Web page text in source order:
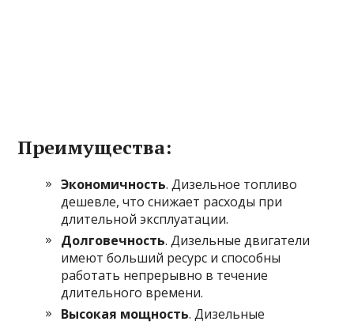
Преимущества:
Экономичность. Дизельное топливо
дешевле, что снижает расходы при
длительной эксплуатации.
Долговечность. Дизельные двигатели
имеют больший ресурс и способны
работать непрерывно в течение
длительного времени.
Высокая мощность. Дизельные